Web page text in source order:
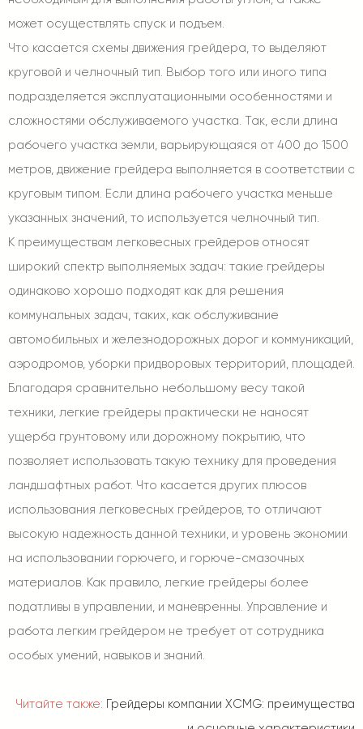
может осуществлять спуск и подъем.
Что касается схемы движения грейдера, то выделяют
круговой и челночный тип. Выбор того или иного типа
подразделяется эксплуатационными особенностями и
сложностями обслуживаемого участка. Так, если длина
рабочего участка земли, варьирующаяся от 400 до 1500
метров, движение грейдера выполняется в соответствии с
круговым типом. Если длина рабочего участка меньше
указанных значений, то используется челночный тип.
К преимуществам легковесных грейдеров относят
широкий спектр выполняемых задач: такие грейдеры
одинаково хорошо подходят как для решения
коммунальных задач, таких, как обслуживание
автомобильных и железнодорожных дорог и коммуникаций,
аэродромов, уборки придворовых территорий, площадей.
Благодаря сравнительно небольшому весу такой
техники, легкие грейдеры практически не наносят
ущерба грунтовому или дорожному покрытию, что
позволяет использовать такую технику для проведения
ландшафтных работ. Что касается других плюсов
использования легковесных грейдеров, то отличают
высокую надежность данной техники, и уровень экономии
на использовании горючего, и горюче-смазочных
материалов. Как правило, легкие грейдеры более
податливы в управлении, и маневренны. Управление и
работа легким грейдером не требует от сотрудника
особых умений, навыков и знаний.
Читайте также: Грейдеры компании XCMG: преимущества